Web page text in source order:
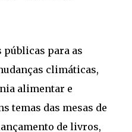
para as
climáticas,
alimentar e
temas das mesas de
de livros,